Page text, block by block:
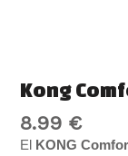
Kong
8.99 €
El KONG